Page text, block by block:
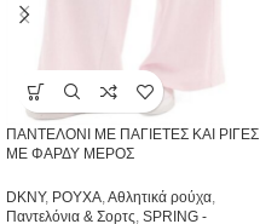
ΠΑΝΤΕΛΟΝΙ ΜΕ ΠΑΓΙΕΤΕΣ ΚΑΙ ΡΙΓΕΣ
ΜΕ ΦΑΡΔΥ ΜΕΡΟΣ
DKNY, ΡΟΥΧΑ,Αθλητικά ρούχα,
Παντελόνια & Σορτς, SPRING -